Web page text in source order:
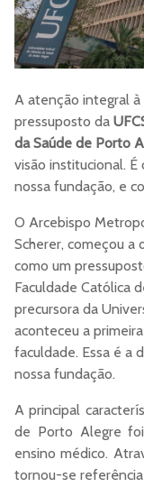
A atenção integral
pressuposto da
da Saúde de Porto
visão institucional.
nossa fundação, e
O Arcebispo
Scherer, começou a
como um
Faculdade Católica
precursora da
aconteceu a
faculdade. Essa é a
nossa fundação.
A principal
de Porto Alegre
ensino médico.
tornou-se